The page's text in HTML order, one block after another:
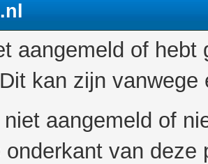
aangemeld of
kan zijn
niet aangemeld of
onderkant van